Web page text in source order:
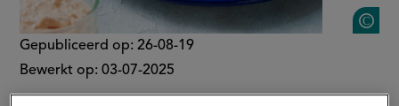
Gepubliceerd op: 26-08-19
Bewerkt op: 03-07-2025